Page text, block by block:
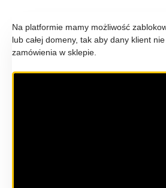
Na platformie mamy możliwość
lub całej domeny, tak aby dany klient nie
zamówienia w sklepie.